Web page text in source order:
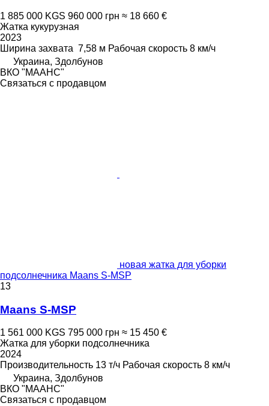
1 885 000 KGS 960 000 грн ≈ 18 660 €
Жатка кукурузная
2023
Ширина захвата 7,58 м Рабочая скорость 8 км/ч
Украина, Здолбунов
ВКО "МААНС"
Связаться с продавцом
новая жатка для уборки
подсолнечника Maans S-MSP
13
Maans S-MSP
1 561 000 KGS 795 000 грн ≈ 15 450 €
Жатка для уборки подсолнечника
2024
Производительность 13 т/ч Рабочая скорость 8 км/ч
Украина, Здолбунов
ВКО "МААНС"
Связаться с продавцом